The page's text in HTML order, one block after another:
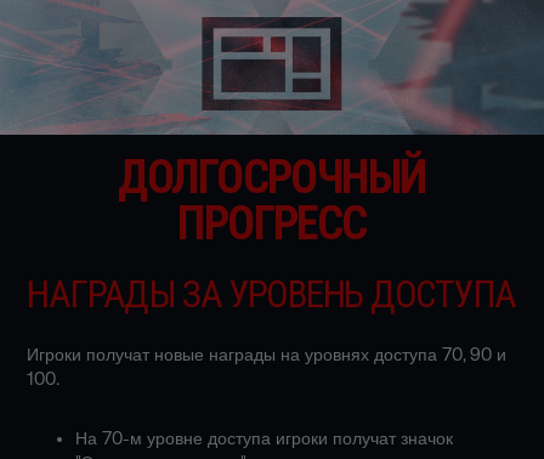
ДОЛГОСРОЧНЫЙ
ПРОГРЕСС
НАГРАДЫ ЗА УРОВЕНЬ ДОСТУПА
Игроки получат новые награды на уровнях доступа 70, 90 и
100.
На 70-м уровне доступа игроки получат значок